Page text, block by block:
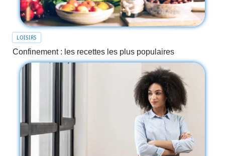
LOISIRS
Confinement : les recettes les plus populaires